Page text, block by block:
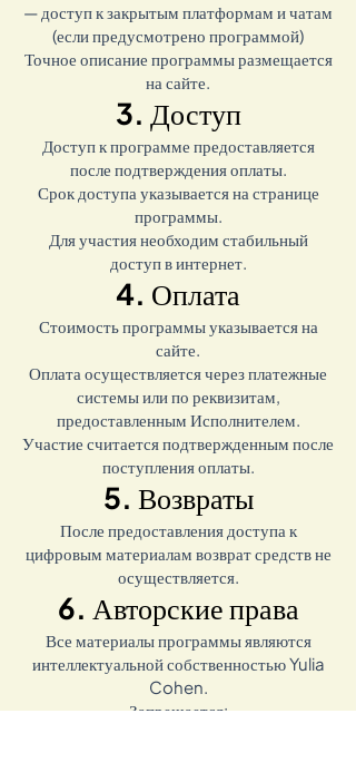
— доступ к закрытым платформам и чатам
(если предусмотрено программой)
Точное описание программы размещается
на сайте.
3. Доступ
Доступ к программе предоставляется
после подтверждения оплаты.
Срок доступа указывается на странице
программы.
Для участия необходим стабильный
доступ в интернет.
4. Оплата
Стоимость программы указывается на
сайте.
Оплата осуществляется через платежные
системы или по реквизитам,
предоставленным Исполнителем.
Участие считается подтвержденным после
поступления оплаты.
5. Возвраты
После предоставления доступа к
цифровым материалам возврат средств не
осуществляется.
6. Авторские права
Все материалы программы являются
интеллектуальной собственностью Yulia
Cohen.
Запрещается: